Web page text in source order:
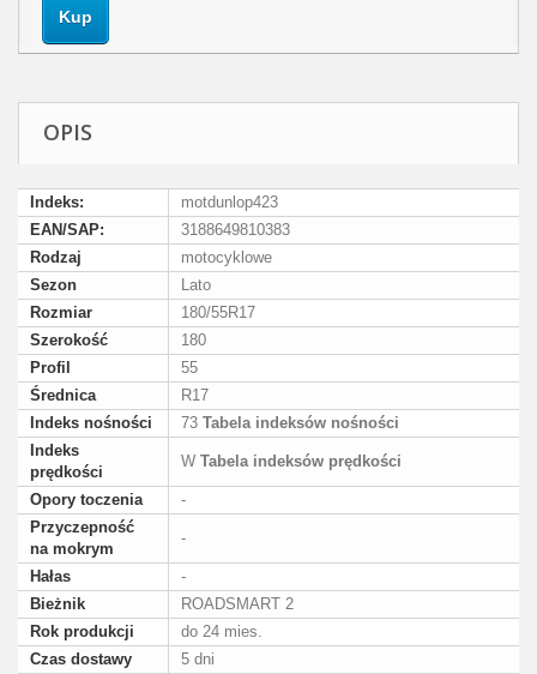
Kup
OPIS
Indeks:
motdunlop423
EAN/SAP:
3188649810383
Rodzaj
motocyklowe
Sezon
Lato
Rozmiar
180/55R17
Szerokość
180
Profil
55
Średnica
R17
Indeks nośności
73 Tabela indeksów nośności
Indeks
prędkości
W Tabela indeksów prędkości
Opory toczenia
-
Przyczepność
na mokrym
-
Hałas
-
Bieżnik
ROADSMART 2
Rok produkcji
do 24 mies.
Czas dostawy
5 dni